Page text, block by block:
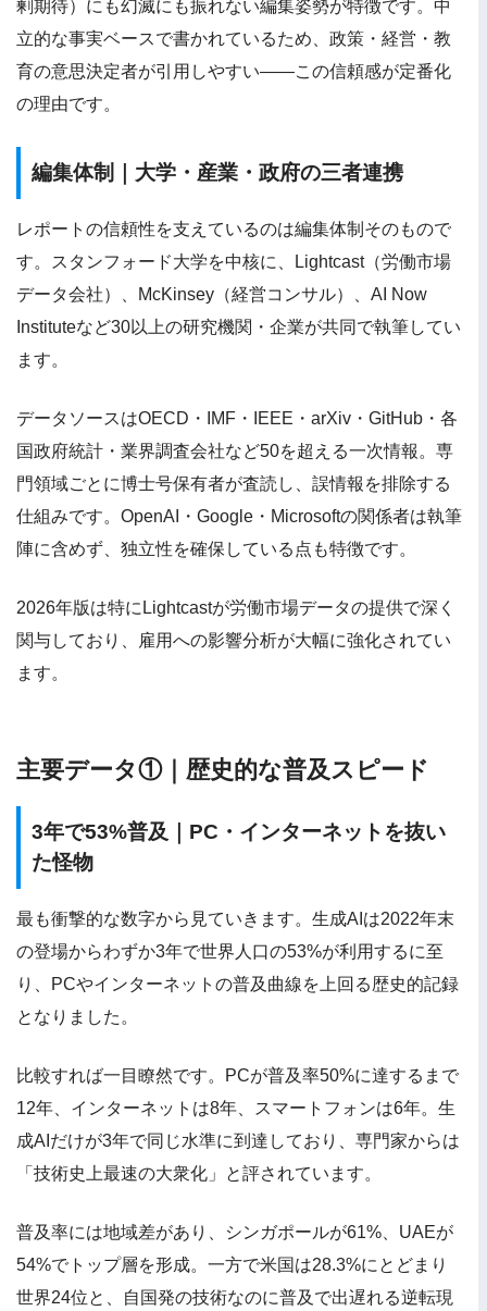
剰期待）にも幻滅にも振れない編集姿勢が特徴です。中
立的な事実ベースで書かれているため、政策・経営・教
育の意思決定者が引用しやすい——この信頼感が定番化
の理由です。
編集体制｜大学・産業・政府の三者連携
レポートの信頼性を支えているのは編集体制そのもので
す。スタンフォード大学を中核に、Lightcast（労働市場
データ会社）、McKinsey（経営コンサル）、AI Now
Instituteなど30以上の研究機関・企業が共同で執筆してい
ます。
データソースはOECD・IMF・IEEE・arXiv・GitHub・各
国政府統計・業界調査会社など50を超える一次情報。専
門領域ごとに博士号保有者が査読し、誤情報を排除する
仕組みです。OpenAI・Google・Microsoftの関係者は執筆
陣に含めず、独立性を確保している点も特徴です。
2026年版は特にLightcastが労働市場データの提供で深く
関与しており、雇用への影響分析が大幅に強化されてい
ます。
主要データ①｜歴史的な普及スピード
3年で53%普及｜PC・インターネットを抜い
た怪物
最も衝撃的な数字から見ていきます。生成AIは2022年末
の登場からわずか3年で世界人口の53%が利用するに至
り、PCやインターネットの普及曲線を上回る歴史的記録
となりました。
比較すれば一目瞭然です。PCが普及率50%に達するまで
12年、インターネットは8年、スマートフォンは6年。生
成AIだけが3年で同じ水準に到達しており、専門家からは
「技術史上最速の大衆化」と評されています。
普及率には地域差があり、シンガポールが61%、UAEが
54%でトップ層を形成。一方で米国は28.3%にとどまり
世界24位と、自国発の技術なのに普及で出遅れる逆転現